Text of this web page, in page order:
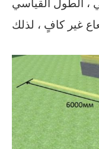
، الطول القياسي